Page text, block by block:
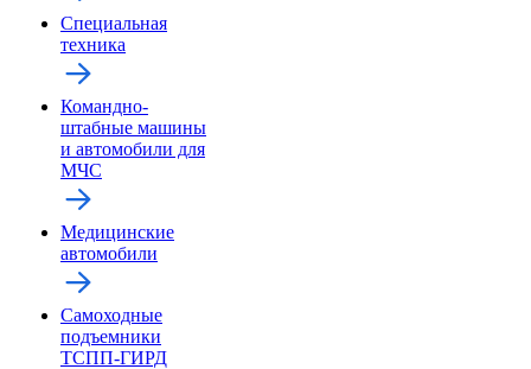
Специальная
техника
Командно-
штабные машины
и автомобили для
МЧС
Медицинские
автомобили
Самоходные
подъемники
ТСПП-ГИРД